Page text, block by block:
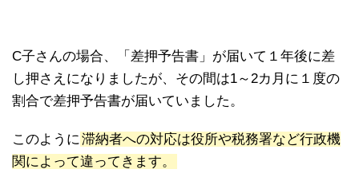
C子さんの場合、「差押予告書」が届いて１年後に差
し押さえになりましたが、その間は1～2カ月に１度の
割合で差押予告書が届いていました。
このように 滞納者への対応は役所や税務署など行政機
関によって違ってきます。